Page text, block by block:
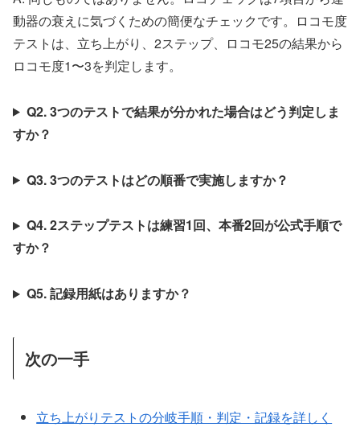
動器の衰えに気づくための簡便なチェックです。ロコモ度
テストは、立ち上がり、2ステップ、ロコモ25の結果から
ロコモ度1〜3を判定します。
Q2. 3つのテストで結果が分かれた場合はどう判定しま
すか？
Q3. 3つのテストはどの順番で実施しますか？
Q4. 2ステップテストは練習1回、本番2回が公式手順で
すか？
Q5. 記録用紙はありますか？
次の一手
立ち上がりテストの分岐手順・判定・記録を詳しく